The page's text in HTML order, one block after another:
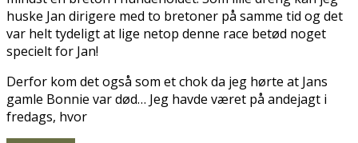
huske Jan dirigere med to bretoner på samme tid og det
var helt tydeligt at lige netop denne race betød noget
specielt for Jan!
Derfor kom det også som et chok da jeg hørte at Jans
gamle Bonnie var død… Jeg havde været på andejagt i
fredags, hvor